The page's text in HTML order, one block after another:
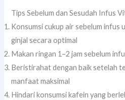
Tips Sebelum dan Sesudah Infus
Konsumsi cukup air sebelum infus
ginjal secara optimal
Makan ringan 1–2 jam sebelum
Beristirahat dengan baik setelah
manfaat maksimal
Hindari konsumsi kafein yang